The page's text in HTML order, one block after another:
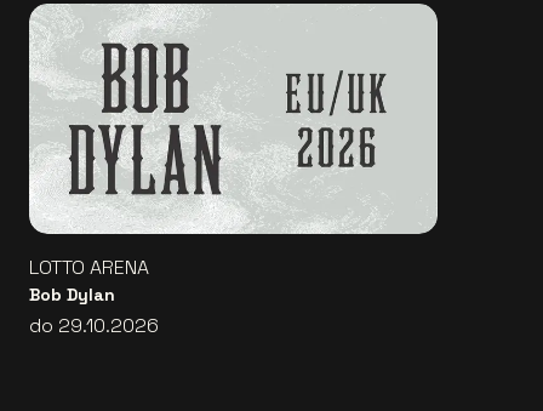
LOTTO ARENA
Bob Dylan
do 29.10.2026